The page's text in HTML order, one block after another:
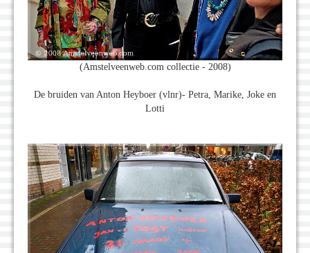
(Amstelveenweb.com collectie - 2008)
De bruiden van Anton Heyboer (vlnr)- Petra, Marike, Joke en
Lotti